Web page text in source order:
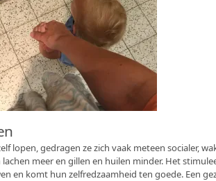
lopen, gedragen ze zich vaak meteen socialer,
lachen meer en gillen en huilen minder. Het
en komt hun zelfredzaamheid ten goede. Een